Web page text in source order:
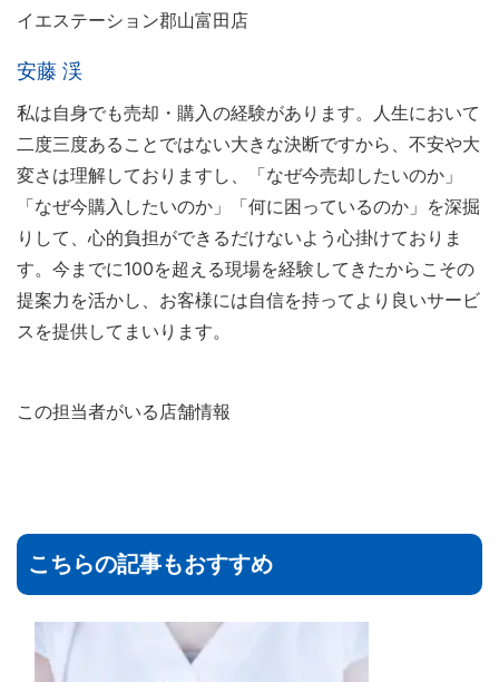
イエステーション郡山富田店
安藤 渓
私は自身でも売却・購入の経験があります。人生において
二度三度あることではない大きな決断ですから、不安や大
変さは理解しておりますし、「なぜ今売却したいのか」
「なぜ今購入したいのか」「何に困っているのか」を深掘
りして、心的負担ができるだけないよう心掛けておりま
す。今までに100を超える現場を経験してきたからこその
提案力を活かし、お客様には自信を持ってより良いサービ
スを提供してまいります。
この担当者がいる店舗情報
こちらの記事もおすすめ